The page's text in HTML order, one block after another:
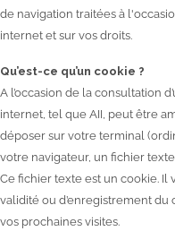
de navigation traitées à
internet et sur vos droits.
Qu’est-ce qu’un cookie ?
A l’occasion de la consultation
internet, tel que AII, peut être
déposer sur votre terminal
votre navigateur, un fichier
Ce fichier texte est un cookie. Il
validité ou d’enregistrement
vos prochaines visites.